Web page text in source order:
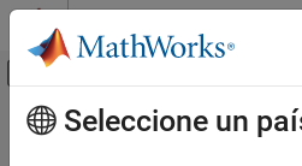
Saltar al contenido
Mostrar/ocultar menú
Inicio de Documentación
Contenido principal
Seleccione un